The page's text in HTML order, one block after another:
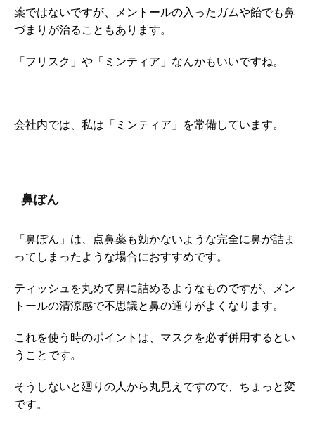
薬ではないですが、メントールの入ったガムや飴でも鼻
づまりが治ることもあります。
「フリスク」や「ミンティア」なんかもいいですね。
会社内では、私は「ミンティア」を常備しています。
鼻ぽん
「鼻ぽん」は、点鼻薬も効かないような完全に鼻が詰ま
ってしまったような場合におすすめです。
ティッシュを丸めて鼻に詰めるようなものですが、メン
トールの清涼感で不思議と鼻の通りがよくなります。
これを使う時のポイントは、マスクを必ず併用するとい
うことです。
そうしないと廻りの人から丸見えですので、ちょっと変
です。